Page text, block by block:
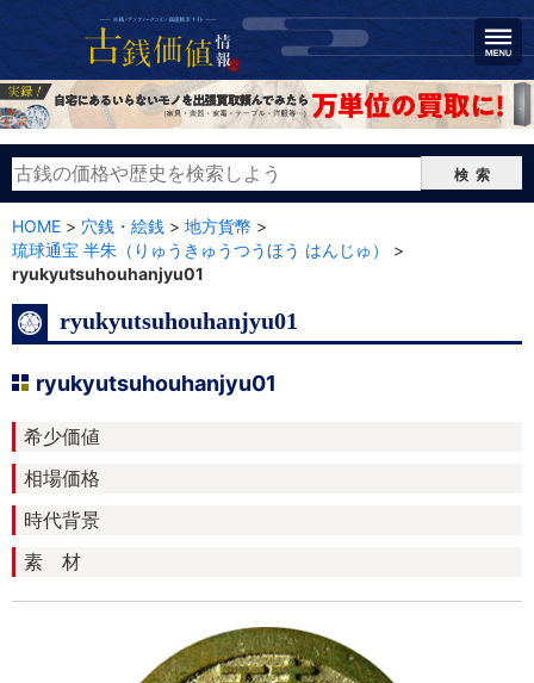
検索
HOME > 穴銭・絵銭 > 地方貨幣 >
琉球通宝 半朱（りゅうきゅうつうほう はんじゅ）
>
ryukyutsuhouhanjyu01
ryukyutsuhouhanjyu01
ryukyutsuhouhanjyu01
希少価値
相場価格
時代背景
素 材